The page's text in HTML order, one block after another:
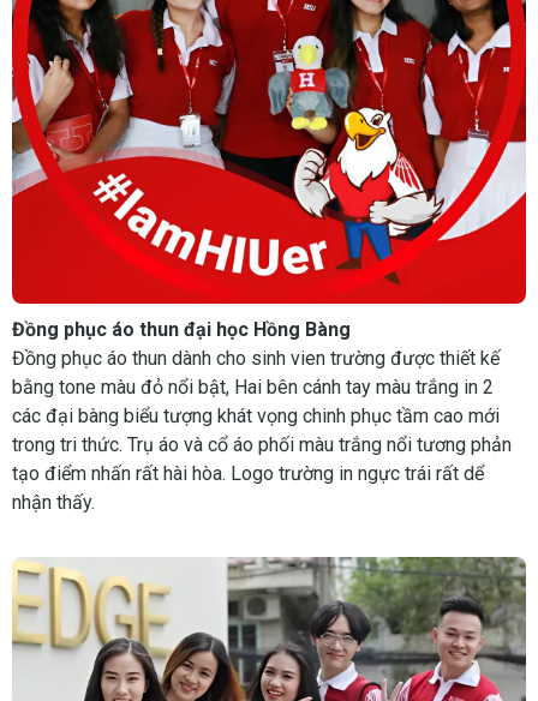
Đồng phục áo thun đại học Hồng Bàng
Đồng phục áo thun dành cho sinh vien trường được thiết kế
bằng tone màu đỏ nổi bật, Hai bên cánh tay màu trắng in 2
các đại bàng biểu tượng khát vọng chinh phục tầm cao mới
trong tri thức. Trụ áo và cổ áo phối màu trắng nổi tương phản
tạo điểm nhấn rất hài hòa. Logo trường in ngực trái rất dể
nhận thấy.